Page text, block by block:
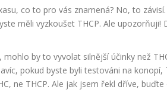
co to pro vás znamená? No, to
měli vyzkoušet THCP. Ale upozorňuji!
by to vyvolat silnější účinky než
pokud byste byli testováni na konopí,
ne THCP. Ale jak jsem řekl dříve, buďte